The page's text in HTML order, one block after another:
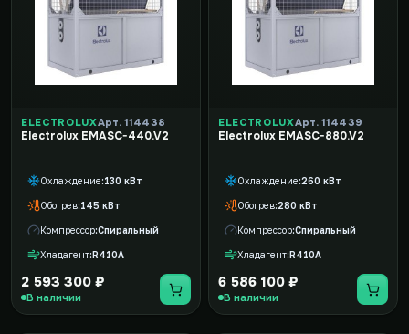
ELECTROLUXАрт. 114438
Electrolux EMASC-440.V2
Охлаждение 130 кВт
Обогрев 145 кВт
Компрессор Спиральный
Хладагент R410A
2 593 300 ₽
В наличии
ELECTROLUXАрт. 114439
Electrolux EMASC-880.V2
Охлаждение 260 кВт
Обогрев 280 кВт
Компрессор Спиральный
Хладагент R410A
6 586 100 ₽
В наличии